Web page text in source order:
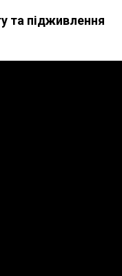
та підживлення